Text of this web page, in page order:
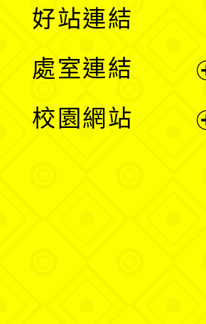
好站連結
處室連結
校園網站